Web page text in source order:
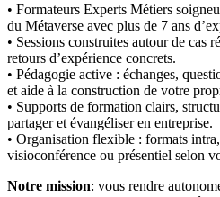
• Formateurs Experts Métiers
du Métaverse avec plus de 7 ans
• Sessions construites autour de cas
retours d’expérience concrets.
• Pédagogie active : échanges,
et aide à la construction de votre
• Supports de formation clairs,
partager et évangéliser en entreprise.
• Organisation flexible : formats
visioconférence ou présentiel selon
Notre mission: vous rendre